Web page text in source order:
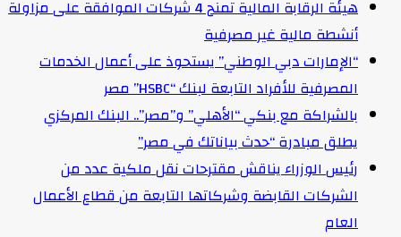
هيئة الرقابة المالية تمنح 4 شركات الموافقة على مزاولة
أنشطة مالية غير مصرفية
“الإمارات دبي الوطني” يستحوذ على أعمال الخدمات
المصرفية للأفراد التابعة لبنك “HSBC” مصر
بالشراكة مع بنكي “الأهلي” و”مصر”.. البنك المركزي
يطلق مبادرة “حدث بياناتك في مصر”
رئيس الوزراء يناقش مقترحات نقل ملكية عدد من
الشركات القابضة وشركاتها التابعة من قطاع الأعمال
العام